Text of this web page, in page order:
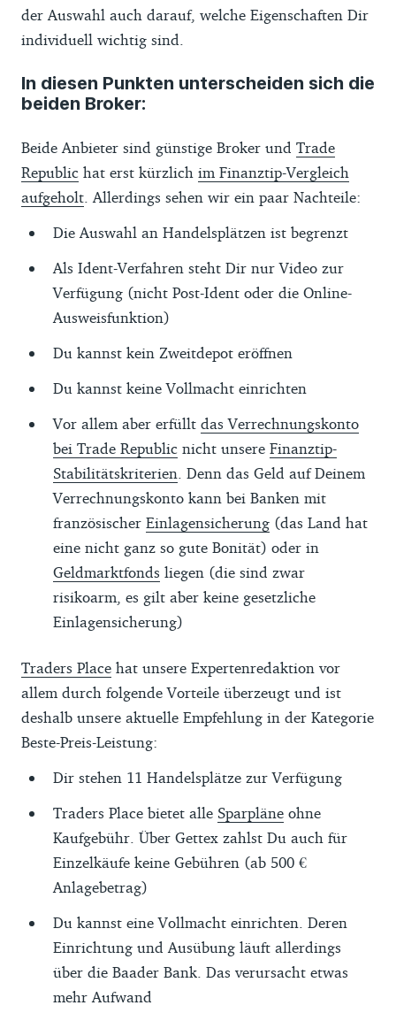
der Auswahl auch darauf, welche Eigenschaften Dir
individuell wichtig sind.
In diesen Punkten unterscheiden sich die
beiden Broker:
Beide Anbieter sind günstige Broker und Trade
Republic hat erst kürzlich im Finanztip-Vergleich
aufgeholt . Allerdings sehen wir ein paar Nachteile:
Die Auswahl an Handelsplätzen ist begrenzt
Als Ident-Verfahren steht Dir nur Video zur
Verfügung (nicht Post-Ident oder die Online-
Ausweisfunktion)
Du kannst kein Zweitdepot eröffnen
Du kannst keine Vollmacht einrichten
Vor allem aber erfüllt das Verrechnungskonto
bei Trade Republic nicht unsere Finanztip-
Stabilitätskriterien . Denn das Geld auf Deinem
Verrechnungskonto kann bei Banken mit
französischer Einlagensicherung (das Land hat
eine nicht ganz so gute Bonität) oder in
Geldmarktfonds liegen (die sind zwar
risikoarm, es gilt aber keine gesetzliche
Einlagensicherung)
Traders Place hat unsere Expertenredaktion vor
allem durch folgende Vorteile überzeugt und ist
deshalb unsere aktuelle Empfehlung in der Kategorie
Beste-Preis-Leistung:
Dir stehen 11 Handelsplätze zur Verfügung
Traders Place bietet alle Sparpläne ohne
Kaufgebühr. Über Gettex zahlst Du auch für
Einzelkäufe keine Gebühren (ab 500 €
Anlagebetrag)
Du kannst eine Vollmacht einrichten. Deren
Einrichtung und Ausübung läuft allerdings
über die Baader Bank. Das verursacht etwas
mehr Aufwand